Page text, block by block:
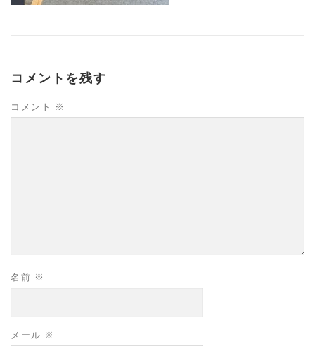
コメントを残す
コメント ※
名前 ※
メール ※